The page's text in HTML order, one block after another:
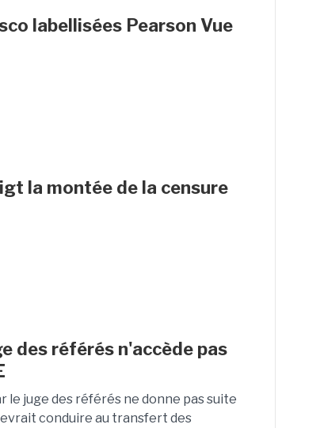
labellisées Pearson Vue
la montée de la censure
des référés n'accède pas
le juge des référés ne donne pas suite
conduire au transfert des